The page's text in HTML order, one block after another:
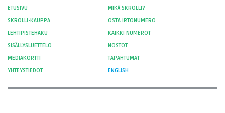
ETUSIVU
MIKÄ SKROLLI?
SKROLLI-KAUPPA
OSTA IRTONUMERO
LEHTIPISTEHAKU
KAIKKI NUMEROT
SISÄLLYSLUETTELO
NOSTOT
MEDIAKORTTI
TAPAHTUMAT
YHTEYSTIEDOT
ENGLISH